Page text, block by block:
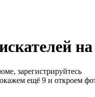
зарегистрируйтесь
ещё 9 и откроем